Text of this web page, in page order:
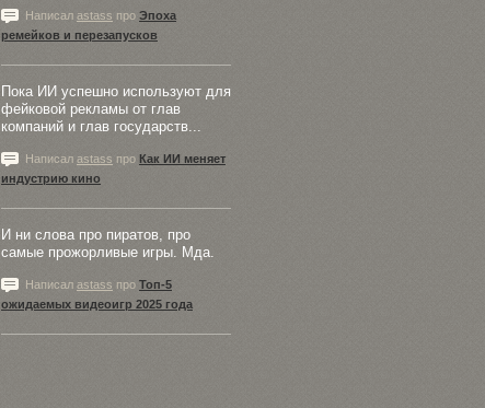
Написал astass про Эпоха
ремейков и перезапусков
Пока ИИ успешно используют для
фейковой рекламы от глав
компаний и глав государств...
Написал astass про Как ИИ меняет
индустрию кино
И ни слова про пиратов, про
самые прожорливые игры. Мда.
Написал astass про Топ-5
ожидаемых видеоигр 2025 года